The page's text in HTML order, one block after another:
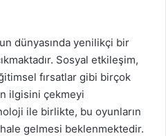
dünyasında yenilikçi bir
Sosyal etkileşim,
fırsatlar gibi birçok
ilgisini çekmeyi
ile birlikte, bu oyunların
gelmesi beklenmektedir.